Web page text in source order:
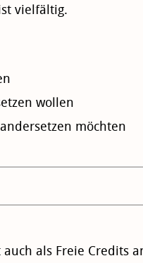
vielfältig.
wollen
möchten
als Freie Credits